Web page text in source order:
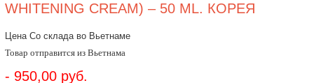
WHITENING CREAM) – 50 ML. КОРЕЯ
Цена Со склада во Вьетнаме
Товар отправится из Вьетнама
- 950,00 руб.